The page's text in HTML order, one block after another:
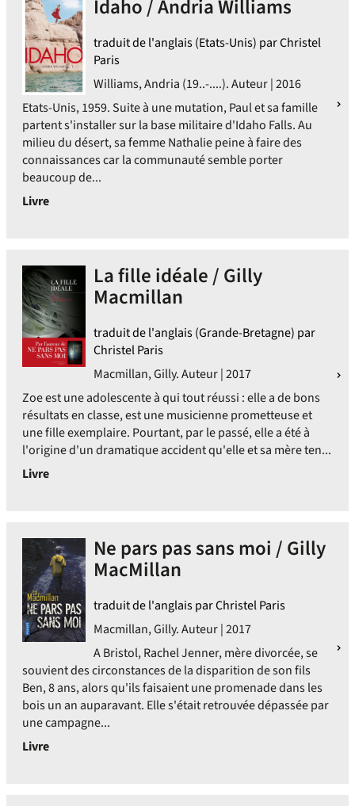
Idaho / Andria Williams
traduit de l'anglais (Etats-Unis) par Christel
Paris
Williams, Andria (19..-....). Auteur | 2016
Etats-Unis, 1959. Suite à une mutation, Paul et sa famille
partent s'installer sur la base militaire d'Idaho Falls. Au
milieu du désert, sa femme Nathalie peine à faire des
connaissances car la communauté semble porter
beaucoup de...
Livre
La fille idéale / Gilly
Macmillan
traduit de l'anglais (Grande-Bretagne) par
Christel Paris
Macmillan, Gilly. Auteur | 2017
Zoe est une adolescente à qui tout réussi : elle a de bons
résultats en classe, est une musicienne prometteuse et
une fille exemplaire. Pourtant, par le passé, elle a été à
l'origine d'un dramatique accident qu'elle et sa mère ten...
Livre
Ne pars pas sans moi / Gilly
MacMillan
traduit de l'anglais par Christel Paris
Macmillan, Gilly. Auteur | 2017
A Bristol, Rachel Jenner, mère divorcée, se
souvient des circonstances de la disparition de son fils
Ben, 8 ans, alors qu'ils faisaient une promenade dans les
bois un an auparavant. Elle s'était retrouvée dépassée par
une campagne...
Livre